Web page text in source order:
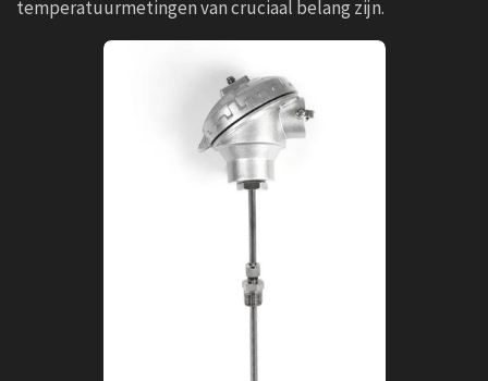
temperatuurmetingen van cruciaal belang zijn.